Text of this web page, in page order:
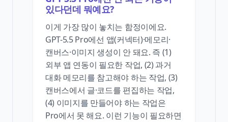
있다던데 뭐예요?
이게 가장 많이 놓치는 함정이에요.
GPT-5.5 Pro에선 앱(커넥터)·메모리·
캔버스·이미지 생성이 안 돼요. 즉 (1)
외부 앱 연동이 필요한 작업, (2) 과거
대화 메모리를 참고해야 하는 작업, (3)
캔버스에서 글·코드를 편집하는 작업,
(4) 이미지를 만들어야 하는 작업은
Pro에서 못 해요. 이런 기능이 필요하면